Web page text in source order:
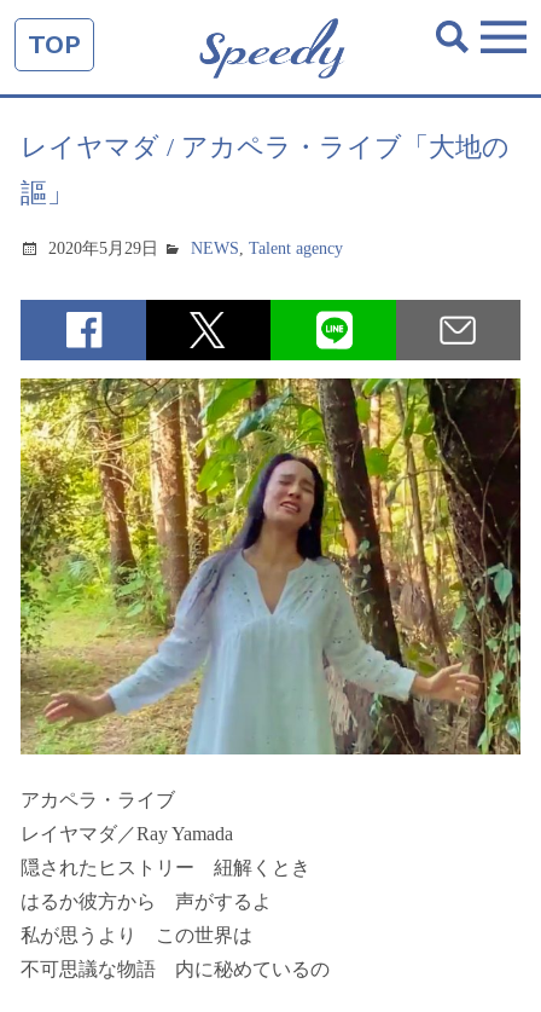
TOP
レイヤマダ / アカペラ・ライブ「大地の
謳」
2020年5月29日 NEWS,Talent agency
アカペラ・ライブ
レイヤマダ／Ray Yamada
隠されたヒストリー 紐解くとき
はるか彼方から 声がするよ
私が思うより この世界は
不可思議な物語 内に秘めているの